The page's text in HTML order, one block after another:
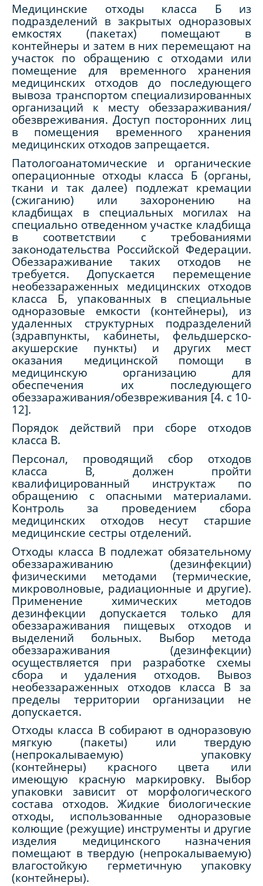
Медицинские отходы класса Б из
подразделений в закрытых одноразовых
емкостях (пакетах) помещают в
контейнеры и затем в них перемещают на
участок по обращению с отходами или
помещение для временного хранения
медицинских отходов до последующего
вывоза транспортом специализированных
организаций к месту обеззараживания/
обезвреживания. Доступ посторонних лиц
в помещения временного хранения
медицинских отходов запрещается.
Патологоанатомические и органические
операционные отходы класса Б (органы,
ткани и так далее) подлежат кремации
(сжиганию) или захоронению на
кладбищах в специальных могилах на
специально отведенном участке кладбища
в соответствии с требованиями
законодательства Российской Федерации.
Обеззараживание таких отходов не
требуется. Допускается перемещение
необеззараженных медицинских отходов
класса Б, упакованных в специальные
одноразовые емкости (контейнеры), из
удаленных структурных подразделений
(здравпункты, кабинеты, фельдшерско-
акушерские пункты) и других мест
оказания медицинской помощи в
медицинскую организацию для
обеспечения их последующего
обеззараживания/обезвреживания [4. c 10-
12].
Порядок действий при сборе отходов
класса В.
Персонал, проводящий сбор отходов
класса В, должен пройти
квалифицированный инструктаж по
обращению с опасными материалами.
Контроль за проведением сбора
медицинских отходов несут старшие
медицинские сестры отделений.
Отходы класса В подлежат обязательному
обеззараживанию (дезинфекции)
физическими методами (термические,
микроволновые, радиационные и другие).
Применение химических методов
дезинфекции допускается только для
обеззараживания пищевых отходов и
выделений больных. Выбор метода
обеззараживания (дезинфекции)
осуществляется при разработке схемы
сбора и удаления отходов. Вывоз
необеззараженных отходов класса В за
пределы территории организации не
допускается.
Отходы класса В собирают в одноразовую
мягкую (пакеты) или твердую
(непрокалываемую) упаковку
(контейнеры) красного цвета или
имеющую красную маркировку. Выбор
упаковки зависит от морфологического
состава отходов. Жидкие биологические
отходы, использованные одноразовые
колющие (режущие) инструменты и другие
изделия медицинского назначения
помещают в твердую (непрокалываемую)
влагостойкую герметичную упаковку
(контейнеры).